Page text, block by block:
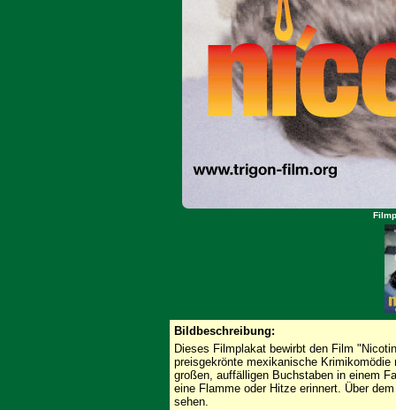
Bildbeschreibung:
Dieses Filmplakat bewirbt den Film
preisgekrönte mexikanische
großen, auffälligen Buchstaben in einem
eine Flamme oder Hitze erinnert. Über
sehen.